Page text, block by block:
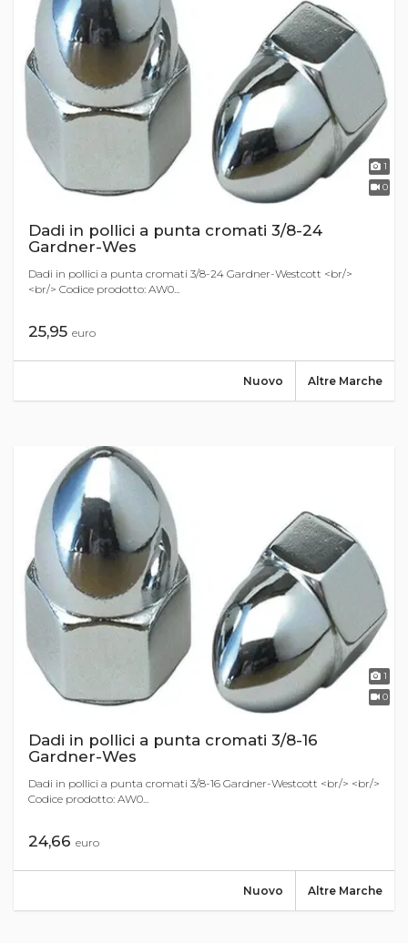
1
0
Dadi in pollici a punta cromati 3/8-24
Gardner-Wes
Dadi in pollici a punta cromati 3/8-24 Gardner-Westcott <br/>
<br/> Codice prodotto: AW0...
25,95 euro
Altre Marche
Nuovo
1
0
Dadi in pollici a punta cromati 3/8-16
Gardner-Wes
Dadi in pollici a punta cromati 3/8-16 Gardner-Westcott <br/> <br/>
Codice prodotto: AW0...
24,66 euro
Altre Marche
Nuovo